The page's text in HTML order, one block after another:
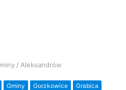
/ Aleksandrów
Gminy Gorzkowice
Grabica